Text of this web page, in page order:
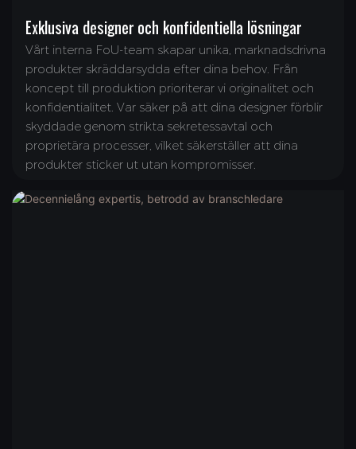
Exklusiva designer och konfidentiella lösningar
Vårt interna FoU-team skapar unika, marknadsdrivna
produkter skräddarsydda efter dina behov. Från
koncept till produktion prioriterar vi originalitet och
konfidentialitet. Var säker på att dina designer förblir
skyddade genom strikta sekretessavtal och
proprietära processer, vilket säkerställer att dina
produkter sticker ut utan kompromisser.